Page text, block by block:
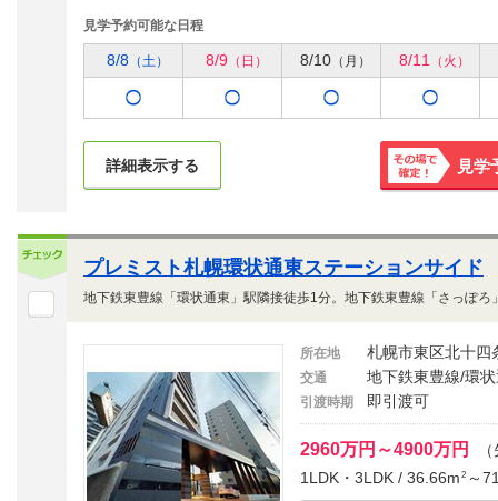
見学予約可能な日程
8/8 （土） 8/9 （日） 8/10 （月） 8/11 （火）
詳細表示する
その場で
見学
プレミスト札幌環状通東ステーションサイド
所在地 札幌市東区北十四
交通 地下鉄東豊線/環
引渡時期 即引渡可
2960万円～4900万円
（
1LDK・3LDK / 36.66m 2 ～